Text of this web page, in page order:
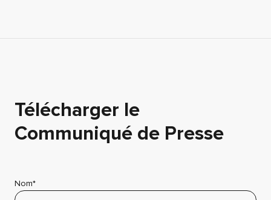
Télécharger le
Communiqué de Presse
Nom*